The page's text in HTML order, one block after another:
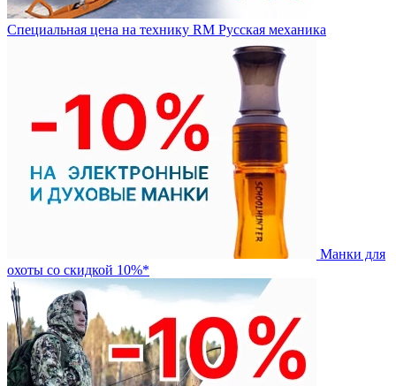
Специальная цена на технику RM Русская механика
Манки для
охоты со скидкой 10%*